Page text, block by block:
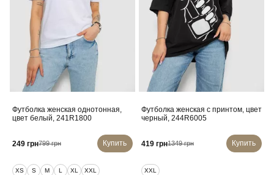
Футболка женская однотонная,
цвет белый, 241R1800
249 грн799 грн Купить
XS S M L XL XXL
Футболка женская с принтом, цвет
черный, 244R6005
419 грн1349 грн Купить
XXL